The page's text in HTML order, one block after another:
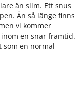
än slim. Ett snus
Än så länge finns
vi kommer
en snar framtid.
som en normal